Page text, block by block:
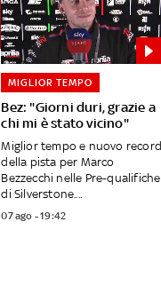
Bez: "Giorni duri, grazie a
chi mi è stato vicino"
MIGLIOR TEMPO
Miglior tempo e nuovo record
della pista per Marco
Bezzecchi nelle Pre-qualifiche
di Silverstone....
07 ago - 19:42